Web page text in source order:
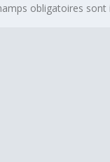
obligatoires sont